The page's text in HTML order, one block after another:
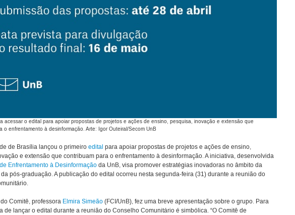
acessar o edital para apoiar propostas de projetos e ações de ensino, pesquisa, inovação e extensão que
o enfrentamento à desinformação. Arte: Igor Outeiral/Secom UnB
de Brasília lançou o primeiro edital para apoiar propostas de projetos e ações de ensino,
e extensão que contribuam para o enfrentamento à desinformação. A iniciativa, desenvolvida
Enfrentamento à Desinformação da UnB, visa promover estratégias inovadoras no âmbito da
pós-graduação. A publicação do edital ocorreu nesta segunda-feira (31) durante a reunião do
Comitê, professora Elmira Simeão (FCI/UnB), fez uma breve apresentação sobre o grupo. Para
de lançar o edital durante a reunião do Conselho Comunitário é simbólica. “O Comitê de